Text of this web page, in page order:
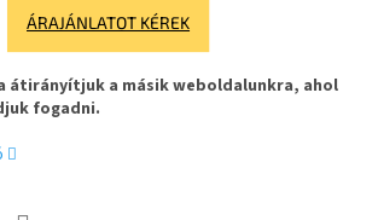
ÁRAJÁNLATOT KÉREK
átirányítjuk a másik weboldalunkra, ahol
fogadni.